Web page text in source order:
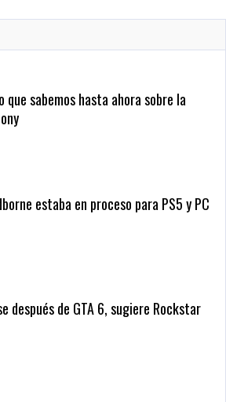
sabemos hasta ahora sobre la
estaba en proceso para PS5 y PC
después de GTA 6, sugiere Rockstar